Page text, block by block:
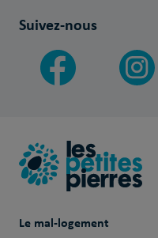
Suivez-nous
Le mal-logement